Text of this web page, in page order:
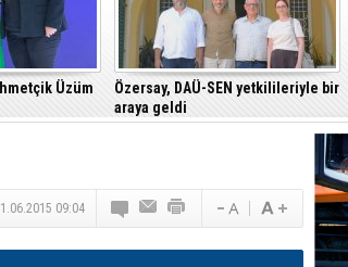
Üzüm
Özersay, DAÜ-SEN yetkilileriyle bir
araya geldi
09:04